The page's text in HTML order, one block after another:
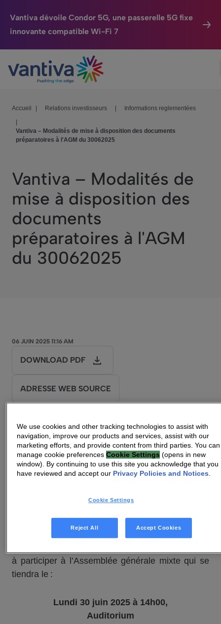
Vantiva dévoile Condor 5G, une passerelle 5G fixe
innovante compatible Wi-Fi 7
Passer au contenu principal
Maison Connectée
HomeSight
Entreprise
Relations Investisseurs
Accueil Relations investisseurs
Informations reglementées
Vantiva – Modalités de mise à disposition des documents
préparatoires à l'AGM du 30062025
Vantiva – Modalités de
mise à disposition des
documents
préparatoires à l'AGM
du 30062025
06 JUIN 2025 11:16 AM
DOWNLOAD PDF
ADRESSE WEB SOURCE
Modalités de mise à disposition des
informations et documents préparatoires
(Art. 221-1 du Règlement Général de l’AMF)
Assemblée générale mixte du 30 juin 2025
, leader mondial des technologies
de connectivité,
à participer à l’Assemblée générale mixte qui se
tiendra le :
Lundi 30 juin 2025 à 14h00,
Auditorium
We use cookies and other tracking technologies to assist with
navigation, improve our products and services, assist with our
marketing efforts, and provide content from third parties. You can
manage cookie preferencesCookie Settings (opens in new
window). By continuing to use this site you acknowledge that you
have reviewed and accept our Privacy Policies and Notices
Cookie Settings
Reject All Accept Cookies